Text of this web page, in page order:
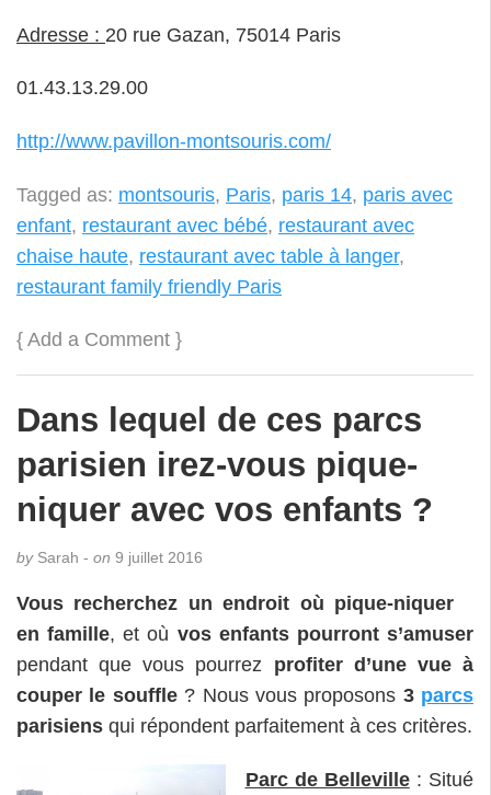
Adresse : 20 rue Gazan, 75014 Paris
01.43.13.29.00
http://www.pavillon-montsouris.com/
Tagged as: montsouris, Paris, paris 14, paris avec
enfant, restaurant avec bébé, restaurant avec
chaise haute, restaurant avec table à langer,
restaurant family friendly Paris
{ Add a Comment }
Dans lequel de ces parcs
parisien irez-vous pique-
niquer avec vos enfants ?
bySarah - on 9 juillet 2016
Vous recherchez un endroit où pique-niquer
en famille, et où vos enfants pourront s’amuser
pendant que vous pourrez profiter d’une vue à
couper le souffle? Nous vous proposons 3 parcs
parisiens qui répondent parfaitement à ces critères.
Parc de Belleville : Situé